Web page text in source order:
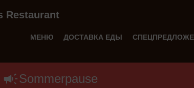
Restaurant
МЕНЮ ДОСТАВКА ЕДЫ
Sommerpause